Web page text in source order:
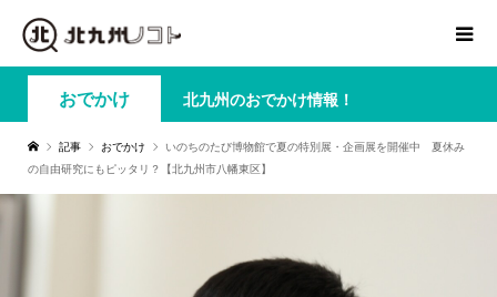
おでかけ 北九州のおでかけ情報！
記事 おでかけ
いのちのたび博物館で夏の特別展・企画展を開催中 夏休み
の自由研究にもピッタリ？【北九州市八幡東区】